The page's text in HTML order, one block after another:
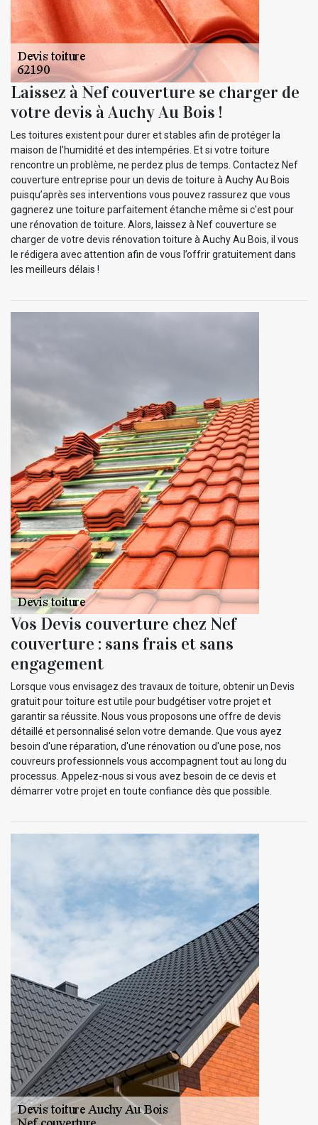
Laissez à Nef couverture se charger de
votre devis à Auchy Au Bois !
Les toitures existent pour durer et stables afin de protéger la
maison de l’humidité et des intempéries. Et si votre toiture
rencontre un problème, ne perdez plus de temps. Contactez Nef
couverture entreprise pour un devis de toiture à Auchy Au Bois
puisqu’après ses interventions vous pouvez rassurez que vous
gagnerez une toiture parfaitement étanche même si c'est pour
une rénovation de toiture. Alors, laissez à Nef couverture se
charger de votre devis rénovation toiture à Auchy Au Bois, il vous
le rédigera avec attention afin de vous l’offrir gratuitement dans
les meilleurs délais !
Vos Devis couverture chez Nef
couverture : sans frais et sans
engagement
Lorsque vous envisagez des travaux de toiture, obtenir un Devis
gratuit pour toiture est utile pour budgétiser votre projet et
garantir sa réussite. Nous vous proposons une offre de devis
détaillé et personnalisé selon votre demande. Que vous ayez
besoin d'une réparation, d'une rénovation ou d'une pose, nos
couvreurs professionnels vous accompagnent tout au long du
processus. Appelez-nous si vous avez besoin de ce devis et
démarrer votre projet en toute confiance dès que possible.